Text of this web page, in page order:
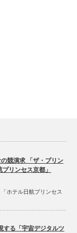
競演求 「ザ・プリン
リンセス京都」
ホテル日航プリンセス
する「宇宙デジタルツ